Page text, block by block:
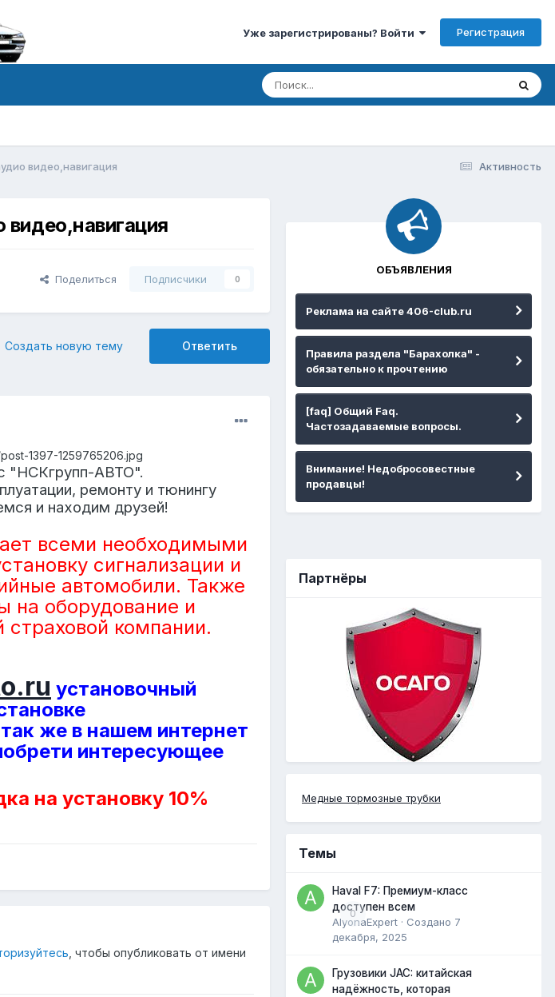
Уже зарегистрированы? Войти Регистрация
Активность
видео,навигация
Поделиться Подписчики 0
Ответить
Создать новую тему
1397-1259765206.jpg
"НСКгрупп-АВТО".
ремонту и тюнингу
и находим друзей!
всеми необходимыми
сигнализации и
автомобили. Также
на оборудование и
компании.
установочный
же в нашем интернет
интересующее
на установку 10%
, чтобы опубликовать от имени
ОБЪЯВЛЕНИЯ
Реклама на сайте 406-club.ru
Правила раздела "Барахолка" -
обязательно к прочтению
[faq] Общий Faq.
Частозадаваемые вопросы.
Внимание! Недобросовестные
продавцы!
Партнёры
Медные тормозные трубки
Темы
0
Haval F7: Премиум-класс
доступен всем
AlyonaExpert · Создано 7
декабря, 2025
Грузовики JAC: китайская
надёжность, которая